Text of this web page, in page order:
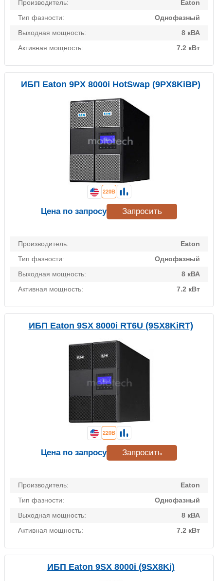
Производитель:
Eaton
Тип фазности:
Однофазный
Выходная мощность:
8 кВА
Активная мощность:
7.2 кВт
ИБП Eaton 9PX 8000i HotSwap (9PX8KiBP)
Производитель:
Eaton
Тип фазности:
Однофазный
Выходная мощность:
8 кВА
Активная мощность:
7.2 кВт
220В
Цена по запросу Запросить
ИБП Eaton 9SX 8000i RT6U (9SX8KiRT)
Производитель:
Eaton
Тип фазности:
Однофазный
Выходная мощность:
8 кВА
Активная мощность:
7.2 кВт
220В
Цена по запросу Запросить
ИБП Eaton 9SX 8000i (9SX8Ki)